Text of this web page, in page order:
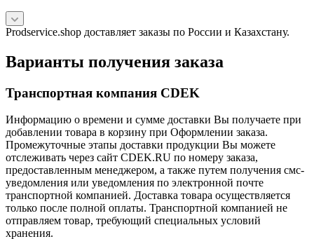
Prodservice.shop доставляет заказы по России и Казахстану.
Варианты получения заказа
Транспортная компания CDEK
Информацию о времени и сумме доставки Вы получаете при
добавлении товара в корзину при Оформлении заказа.
Промежуточные этапы доставки продукции Вы можете
отслеживать через сайт CDEK.RU по номеру заказа,
предоставленным менеджером, а также путем получения смс-
уведомления или уведомления по электронной почте
транспортной компанией. Доставка товара осуществляется
только после полной оплаты. Транспортной компанией не
отправляем товар, требующий специальных условий
хранения.